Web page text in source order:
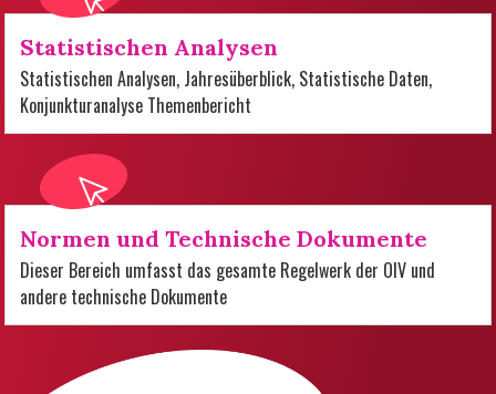
Statistischen Analysen
Statistischen Analysen, Jahresüberblick, Statistische Daten,
Konjunkturanalyse Themenbericht
Normen und Technische Dokumente
Dieser Bereich umfasst das gesamte Regelwerk der OIV und
andere technische Dokumente